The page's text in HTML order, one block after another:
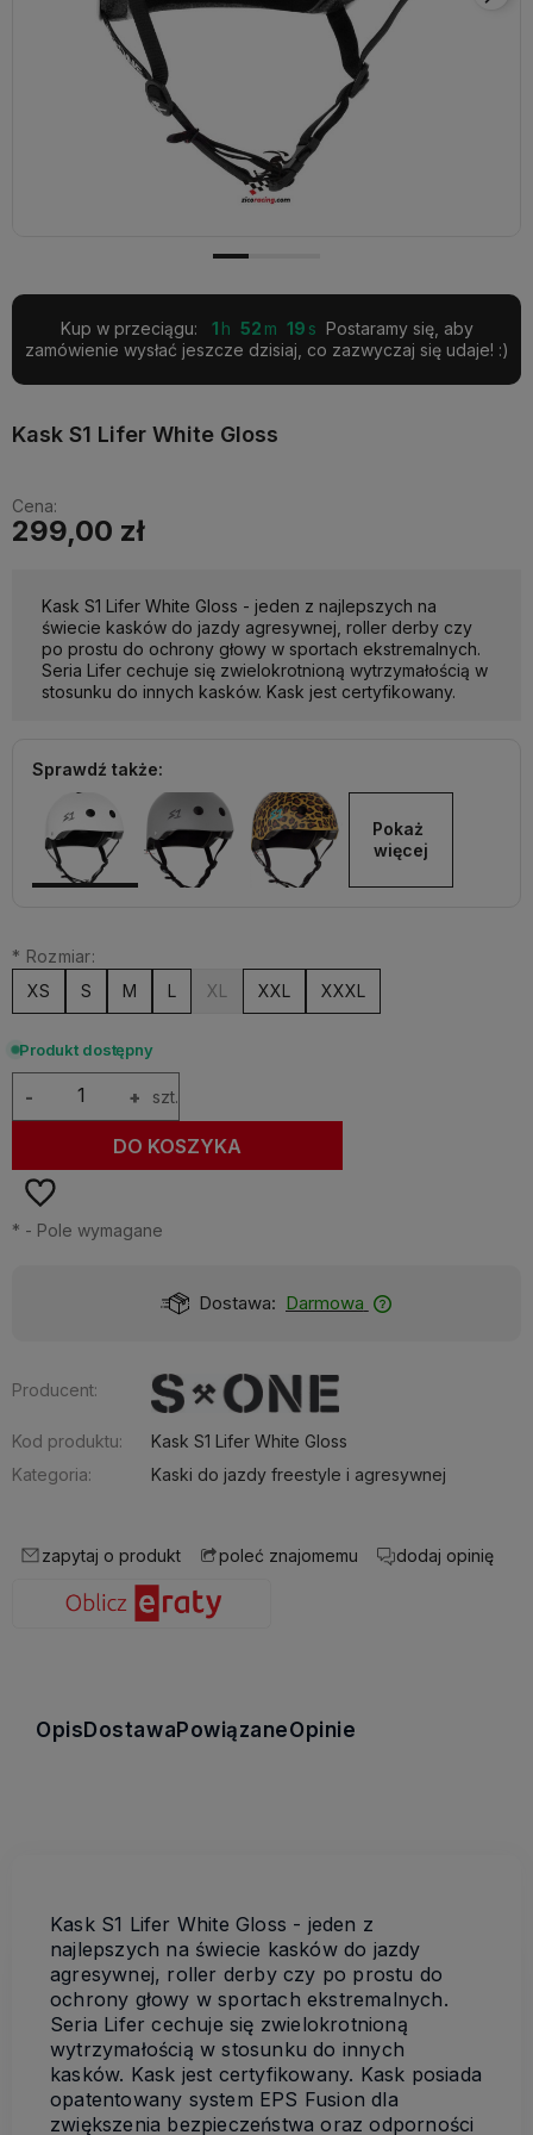
Kup w przeciągu: 1 52 18
Postaramy się, aby
zamówienie wysłać jeszcze dzisiaj, co zazwyczaj się udaje! :)
Kask S1 Lifer White Gloss
Cena:
299,00 zł
Kask S1 Lifer White Gloss - jeden z najlepszych na
świecie kasków do jazdy agresywnej, roller derby czy
po prostu do ochrony głowy w sportach ekstremalnych.
Seria Lifer cechuje się zwielokrotnioną wytrzymałością w
stosunku do innych kasków. Kask jest certyfikowany.
Sprawdź także:
Pokaż
więcej
* Rozmiar:
XS
S M L XL XXL XXXL
Produkt dostępny
+
- szt.
DO KOSZYKA
* - Pole wymagane
Dostawa: Darmowa
Producent:
Kod produktu:
Kask S1 Lifer White Gloss
Kategoria:
Kaski do jazdy freestyle i agresywnej
zapytaj o produkt poleć znajomemu dodaj opinię
OpisDostawaPowiązaneOpinie
Kask S1 Lifer White Gloss - jeden z
najlepszych na świecie kasków do jazdy
agresywnej, roller derby czy po prostu do
ochrony głowy w sportach ekstremalnych.
Seria Lifer cechuje się zwielokrotnioną
wytrzymałością w stosunku do innych
kasków. Kask jest certyfikowany. Kask posiada
opatentowany system EPS Fusion dla
zwiększenia bezpieczeństwa oraz odporności